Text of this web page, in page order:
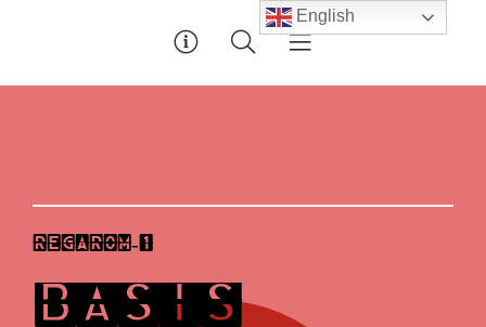
REGAROM-1
BASI S
English